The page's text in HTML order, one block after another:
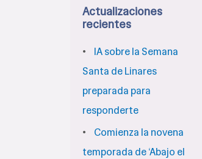
c
a
r
p
Actualizaciones
recientes
IA sobre la Semana
Santa de Linares
preparada para
responderte
Comienza la novena
temporada de ‘Abajo el